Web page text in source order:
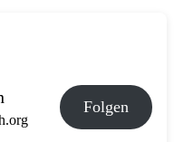
Folgen